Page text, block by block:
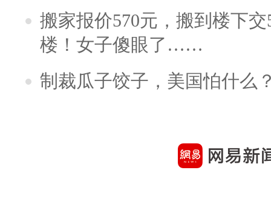
搬家报价570元，搬到楼下
楼！女子傻眼了……
制裁瓜子饺子，美国怕什么